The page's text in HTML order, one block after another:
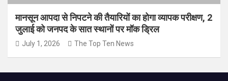
मानसून आपदा से निपटने की तैयारियों का होगा व्यापक परीक्षण, 2
जुलाई को जनपद के सात स्थानों पर मॉक ड्रिल
July 1, 2026 The Top Ten News